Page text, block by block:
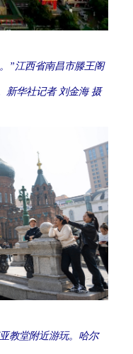
”江西省南昌市滕王阁
新华社记者 刘金海 摄
教堂附近游玩。哈尔